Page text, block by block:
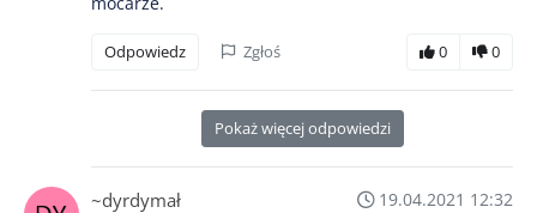
Odpowiedz Zgłoś 0 0
Pokaż więcej odpowiedzi
~dyrdymał
19.04.2021 12:32